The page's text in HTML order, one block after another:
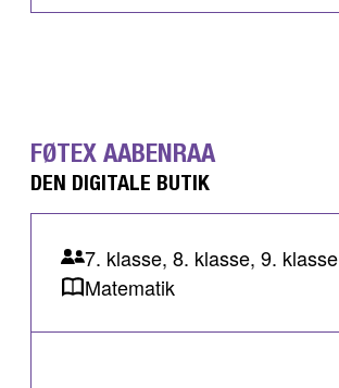
FØTEX AABENRAA
DEN DIGITALE BUTIK
7. klasse, 8. klasse, 9. klasse
Matematik